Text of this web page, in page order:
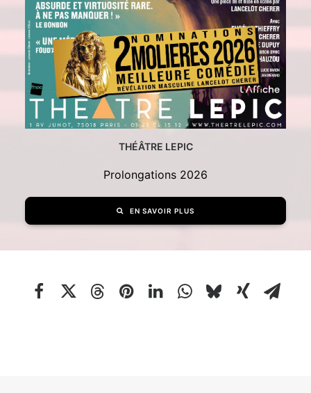
THÉÂTRE LEPIC
Prolongations 2026
EN SAVOIR PLUS